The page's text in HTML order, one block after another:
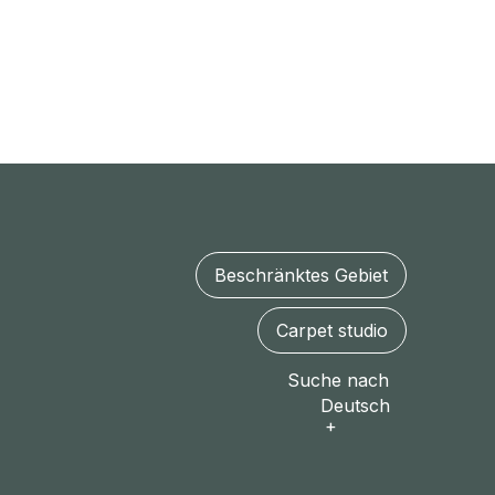
Beschränktes Gebiet
Carpet studio
Suche nach
Deutsch